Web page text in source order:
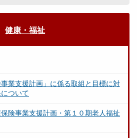
健康・福祉
事業支援計画」に係る取組と目標に対
ついて
険事業支援計画・第１０期老人福祉